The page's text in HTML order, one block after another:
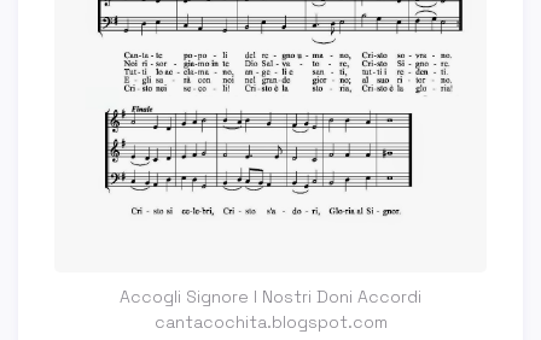
Accogli Signore I Nostri Doni Accordi
cantacochita.blogspot.com